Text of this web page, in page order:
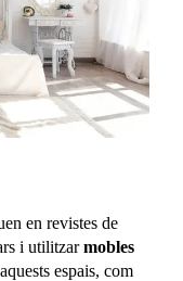
en revistes de
i utilitzarmobles
espais, com